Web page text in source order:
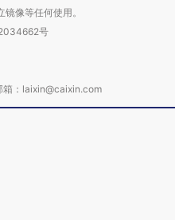
像等任何使用。
号
：laixin@caixin.com